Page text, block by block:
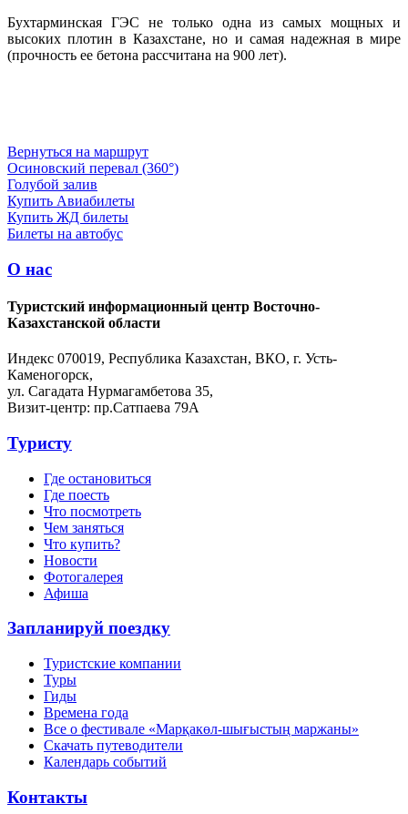
Бухтарминская ГЭС не только одна из самых мощных и
высоких плотин в Казахстане, но и самая надежная в мире
(прочность ее бетона рассчитана на 900 лет).
Вернуться на маршрут
Осиновский перевал (360°)
Голубой залив
Купить Авиабилеты
Купить ЖД билеты
Билеты на автобус
О нас
Туристский информационный центр Восточно-
Казахстанской области
Индекс 070019, Республика Казахстан, ВКО, г. Усть-
Каменогорск,
ул. Сагадата Нурмагамбетова 35,
Визит-центр: пр.Сатпаева 79А
Туристу
Где остановиться
Где поесть
Что посмотреть
Чем заняться
Что купить?
Новости
Фотогалерея
Афиша
Запланируй поездку
Туристские компании
Туры
Гиды
Времена года
Все о фестивале «Марқакөл-шығыстың маржаны»
Скачать путеводители
Календарь событий
Контакты